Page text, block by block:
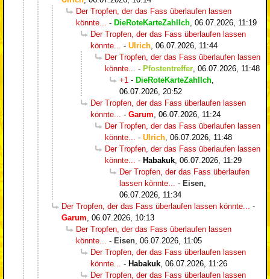
Der Tropfen, der das Fass überlaufen lassen
könnte...
- DieRoteKarteZahlIch 06.07.2026, 11:19
Der Tropfen, der das Fass überlaufen lassen
könnte...
- Ulrich 06.07.2026, 11:44
Der Tropfen, der das Fass überlaufen lassen
könnte...
- Pfostentreffer 06.07.2026, 11:48
+1 - DieRoteKarteZahlIch
06.07.2026, 20:52
Der Tropfen, der das Fass überlaufen lassen
könnte...
- Garum 06.07.2026, 11:24
Der Tropfen, der das Fass überlaufen lassen
könnte...
- Ulrich 06.07.2026, 11:48
Der Tropfen, der das Fass überlaufen lassen
könnte...
- Habakuk 06.07.2026, 11:29
Der Tropfen, der das Fass überlaufen
lassen könnte...
- Eisen
06.07.2026, 11:34
Der Tropfen, der das Fass überlaufen lassen könnte...
-
Garum 06.07.2026, 10:13
Der Tropfen, der das Fass überlaufen lassen
könnte...
- Eisen 06.07.2026, 11:05
Der Tropfen, der das Fass überlaufen lassen
könnte...
- Habakuk 06.07.2026, 11:26
Der Tropfen, der das Fass überlaufen lassen